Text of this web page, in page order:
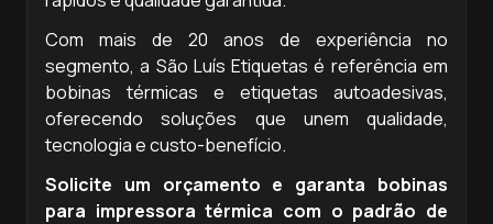
Com mais de 20 anos de experiência no
segmento, a São Luís Etiquetas é referência em
bobinas térmicas e etiquetas autoadesivas,
oferecendo soluções que unem qualidade,
tecnologia e custo-benefício.
Solicite um orçamento e garanta bobinas
para impressora térmica com o padrão de